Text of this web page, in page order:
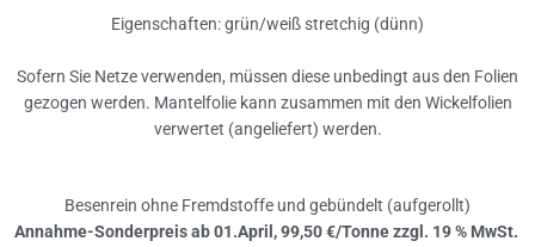
Eigenschaften: grün/weiß stretchig (dünn)
Sofern Sie Netze verwenden, müssen diese unbedingt aus den Folien
gezogen werden. Mantelfolie kann zusammen mit den Wickelfolien
verwertet (angeliefert) werden.
Besenrein ohne Fremdstoffe und gebündelt (aufgerollt)
Annahme-Sonderpreis ab 01.April, 99,50 €/Tonne zzgl. 19 % MwSt.